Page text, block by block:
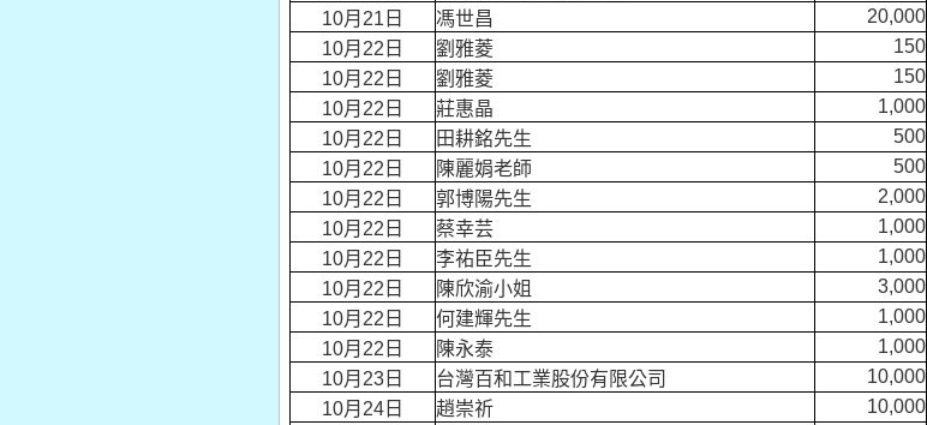
10月21日
馮世昌
20,000
10月22日
劉雅菱
150
10月22日
劉雅菱
150
10月22日
莊惠晶
1,000
10月22日
田耕銘先生
500
10月22日
陳麗娟老師
500
10月22日
郭博陽先生
2,000
10月22日
蔡幸芸
1,000
10月22日
李祐臣先生
1,000
10月22日
陳欣渝小姐
3,000
10月22日
何建輝先生
1,000
10月22日
陳永泰
1,000
10月23日
台灣百和工業股份有限公司
10,000
10月24日
趙崇祈
10,000